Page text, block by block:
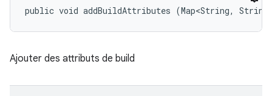
public void addBuildAttributes (Map<String,
Ajouter des attributs de build